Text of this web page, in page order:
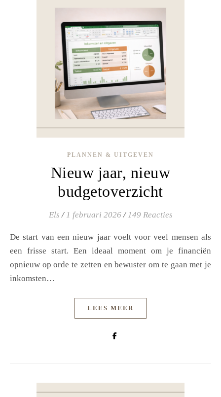
PLANNEN & UITGEVEN
Nieuw jaar, nieuw
budgetoverzicht
Els / 1 februari 2026 / 149 Reacties
De start van een nieuw jaar voelt voor veel mensen als
een frisse start. Een ideaal moment om je financiën
opnieuw op orde te zetten en bewuster om te gaan met je
inkomsten…
LEES MEER